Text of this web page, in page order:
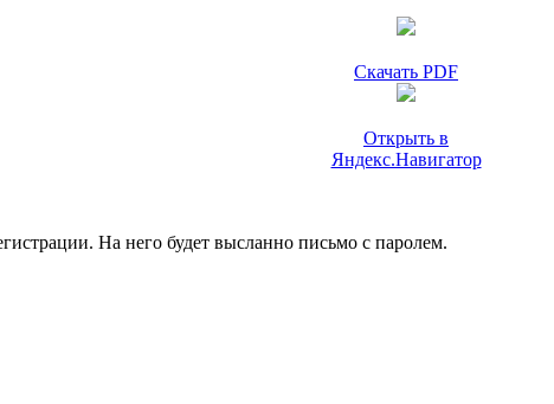
Скачать PDF
Открыть в
Яндекс.Навигатор
На него будет высланно письмо с паролем.